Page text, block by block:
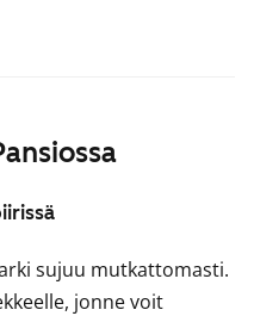
sujuu mutkattomasti.
jonne voit